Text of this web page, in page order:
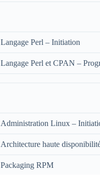
Langage Perl – Initiation
Langage Perl et CPAN –
Administration Linux –
Architecture haute
Packaging RPM